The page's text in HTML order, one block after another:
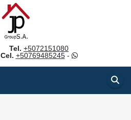
Tel. +5072151080
Cel. +50769485245-